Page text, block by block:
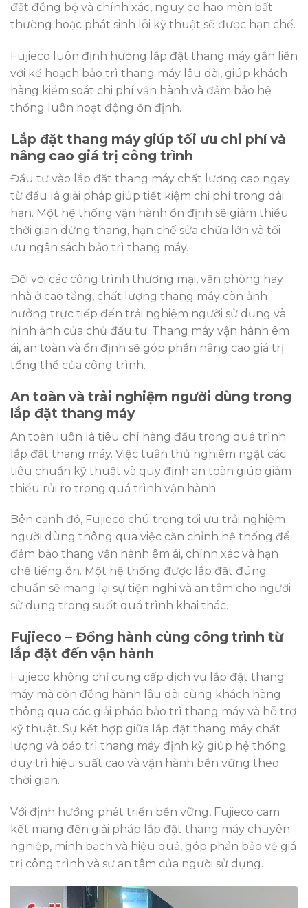
đặt đồng bộ và chính xác, nguy cơ hao mòn bất
thường hoặc phát sinh lỗi kỹ thuật sẽ được hạn chế.
Fujieco luôn định hướng lắp đặt thang máy gắn liền
với kế hoạch bảo trì thang máy lâu dài, giúp khách
hàng kiểm soát chi phí vận hành và đảm bảo hệ
thống luôn hoạt động ổn định.
Lắp đặt thang máy giúp tối ưu chi phí và
nâng cao giá trị công trình
Đầu tư vào lắp đặt thang máy chất lượng cao ngay
từ đầu là giải pháp giúp tiết kiệm chi phí trong dài
hạn. Một hệ thống vận hành ổn định sẽ giảm thiểu
thời gian dừng thang, hạn chế sửa chữa lớn và tối
ưu ngân sách bảo trì thang máy.
Đối với các công trình thương mại, văn phòng hay
nhà ở cao tầng, chất lượng thang máy còn ảnh
hưởng trực tiếp đến trải nghiệm người sử dụng và
hình ảnh của chủ đầu tư. Thang máy vận hành êm
ái, an toàn và ổn định sẽ góp phần nâng cao giá trị
tổng thể của công trình.
An toàn và trải nghiệm người dùng trong
lắp đặt thang máy
An toàn luôn là tiêu chí hàng đầu trong quá trình
lắp đặt thang máy. Việc tuân thủ nghiêm ngặt các
tiêu chuẩn kỹ thuật và quy định an toàn giúp giảm
thiểu rủi ro trong quá trình vận hành.
Bên cạnh đó, Fujieco chú trọng tối ưu trải nghiệm
người dùng thông qua việc căn chỉnh hệ thống để
đảm bảo thang vận hành êm ái, chính xác và hạn
chế tiếng ồn. Một hệ thống được lắp đặt đúng
chuẩn sẽ mang lại sự tiện nghi và an tâm cho người
sử dụng trong suốt quá trình khai thác.
Fujieco – Đồng hành cùng công trình từ
lắp đặt đến vận hành
Fujieco không chỉ cung cấp dịch vụ lắp đặt thang
máy mà còn đồng hành lâu dài cùng khách hàng
thông qua các giải pháp bảo trì thang máy và hỗ trợ
kỹ thuật. Sự kết hợp giữa lắp đặt thang máy chất
lượng và bảo trì thang máy định kỳ giúp hệ thống
duy trì hiệu suất cao và vận hành bền vững theo
thời gian.
Với định hướng phát triển bền vững, Fujieco cam
kết mang đến giải pháp lắp đặt thang máy chuyên
nghiệp, minh bạch và hiệu quả, góp phần bảo vệ giá
trị công trình và sự an tâm của người sử dụng.